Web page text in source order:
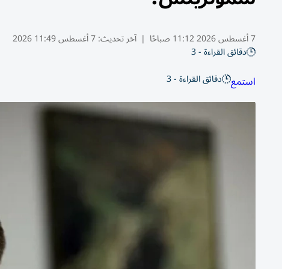
7 أغسطس 2026 11:12 صباحًا | آخر تحديث:7 أغسطس 11:49 2026
دقائق القراءة - 3
استمع دقائق القراءة - 3